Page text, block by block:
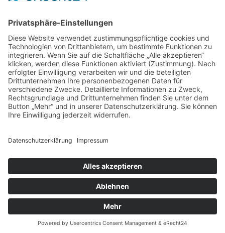
INNKLINIKUM ALTÖTTING
84503 Altötting
Tel.: +49 (0) 8671 509-0
Fax: +49 (0) 8671 509-1290
INNKLINIKUM MÜHLDORF
Krankenhausstraße 1